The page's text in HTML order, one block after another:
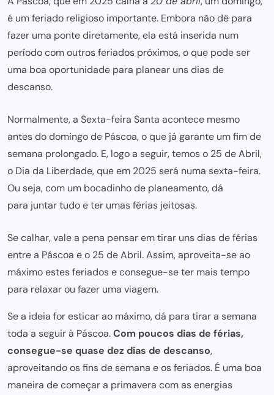
é um feriado religioso importante. Embora não dê para
fazer uma ponte diretamente, ela está inserida num
período com outros feriados próximos, o que pode ser
uma boa oportunidade para planear uns dias de
descanso.
Normalmente, a Sexta-feira Santa acontece mesmo
antes do domingo de Páscoa, o que já garante um fim de
semana prolongado. E, logo a seguir, temos o 25 de Abril,
o Dia da Liberdade, que em 2025 será numa sexta-feira.
Ou seja, com um bocadinho de planeamento, dá
para juntar tudo e ter umas férias jeitosas.
Se calhar, vale a pena pensar em tirar uns dias de férias
entre a Páscoa e o 25 de Abril. Assim, aproveita-se ao
máximo estes feriados e consegue-se ter mais tempo
para relaxar ou fazer uma viagem.
Se a ideia for esticar ao máximo, dá para tirar a semana
toda a seguir à Páscoa.Com poucos dias de férias,
consegue-se quase dez dias de descanso,
aproveitando os fins de semana e os feriados. É uma boa
maneira de começar a primavera com as energias